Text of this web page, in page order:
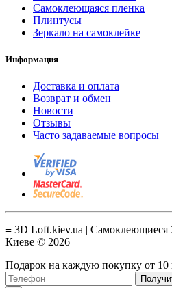
Самоклеющаяся пленка
Плинтусы
Зеркало на самоклейке
Информация
Доставка и оплата
Возврат и обмен
Новости
Отзывы
Часто задаваемые вопросы
≡ 3D Loft.kiev.ua | Самоклеющиеся
Киеве © 2026
Подарок на каждую покупку от 10